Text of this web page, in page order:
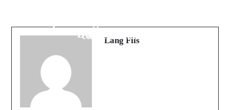
camerounaise
Diaby Gassama
Lang Fils